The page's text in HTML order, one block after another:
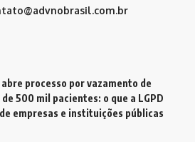
abre processo por vazamento de
de 500 mil pacientes: o que a LGPD
empresas e instituições públicas